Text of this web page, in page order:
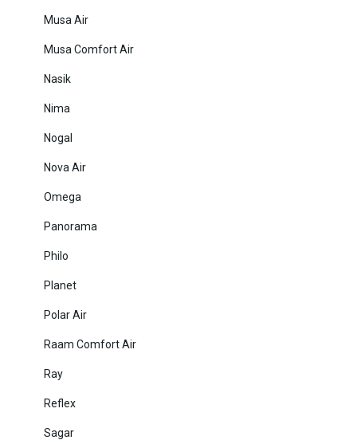
Musa Air
Musa Comfort Air
Nasik
Nima
Nogal
Nova Air
Omega
Panorama
Philo
Planet
Polar Air
Raam Comfort Air
Ray
Reflex
Sagar